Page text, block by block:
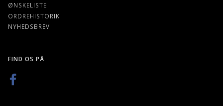
ØNSKELISTE
ORDREHISTORIK
NYHEDSBREV
FIND OS PÅ